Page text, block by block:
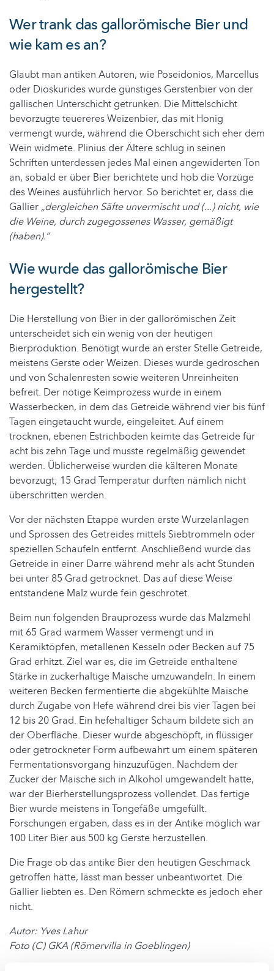
Wer trank das gallorömische Bier und
wie kam es an?
Glaubt man antiken Autoren, wie Poseidonios, Marcellus
oder Dioskurides wurde günstiges Gerstenbier von der
gallischen Unterschicht getrunken. Die Mittelschicht
bevorzugte teuereres Weizenbier, das mit Honig
vermengt wurde, während die Oberschicht sich eher dem
Wein widmete. Plinius der Ältere schlug in seinen
Schriften unterdessen jedes Mal einen angewiderten Ton
an, sobald er über Bier berichtete und hob die Vorzüge
des Weines ausführlich hervor. So berichtet er, dass die
Gallier „dergleichen Säfte unvermischt und (...) nicht, wie
die Weine, durch zugegossenes Wasser, gemäßigt
(haben).“
Wie wurde das gallorömische Bier
hergestellt?
Die Herstellung von Bier in der gallorömischen Zeit
unterscheidet sich ein wenig von der heutigen
Bierproduktion. Benötigt wurde an erster Stelle Getreide,
meistens Gerste oder Weizen. Dieses wurde gedroschen
und von Schalenresten sowie weiteren Unreinheiten
befreit. Der nötige Keimprozess wurde in einem
Wasserbecken, in dem das Getreide während vier bis fünf
Tagen eingetaucht wurde, eingeleitet. Auf einem
trocknen, ebenen Estrichboden keimte das Getreide für
acht bis zehn Tage und musste regelmäßig gewendet
werden. Üblicherweise wurden die kälteren Monate
bevorzugt; 15 Grad Temperatur durften nämlich nicht
überschritten werden.
Vor der nächsten Etappe wurden erste Wurzelanlagen
und Sprossen des Getreides mittels Siebtrommeln oder
speziellen Schaufeln entfernt. Anschließend wurde das
Getreide in einer Darre während mehr als acht Stunden
bei unter 85 Grad getrocknet. Das auf diese Weise
entstandene Malz wurde fein geschrotet.
Beim nun folgenden Brauprozess wurde das Malzmehl
mit 65 Grad warmem Wasser vermengt und in
Keramiktöpfen, metallenen Kesseln oder Becken auf 75
Grad erhitzt. Ziel war es, die im Getreide enthaltene
Stärke in zuckerhaltige Maische umzuwandeln. In einem
weiteren Becken fermentierte die abgekühlte Maische
durch Zugabe von Hefe während drei bis vier Tagen bei
12 bis 20 Grad. Ein hefehaltiger Schaum bildete sich an
der Oberfläche. Dieser wurde abgeschöpft, in flüssiger
oder getrockneter Form aufbewahrt um einem späteren
Fermentationsvorgang hinzuzufügen. Nachdem der
Zucker der Maische sich in Alkohol umgewandelt hatte,
war der Bierherstellungsprozess vollendet. Das fertige
Bier wurde meistens in Tongefäße umgefüllt.
Forschungen ergaben, dass es in der Antike möglich war
100 Liter Bier aus 500 kg Gerste herzustellen.
Die Frage ob das antike Bier den heutigen Geschmack
getroffen hätte, lässt man besser unbeantwortet. Die
Gallier liebten es. Den Römern schmeckte es jedoch eher
nicht.
Autor: Yves Lahur
Foto (C) GKA (Römervilla in Goeblingen)